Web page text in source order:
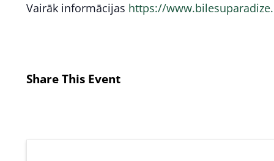
Vairāk informācijas https://
Share This Event